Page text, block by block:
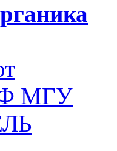
МГУ